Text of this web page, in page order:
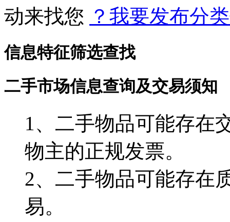
动来找您 ？我要发布分
信息特征筛选查找
二手市场信息查询及交易须知
1、二手物品可能存在
物主的正规发票。
2、二手物品可能存在
易。